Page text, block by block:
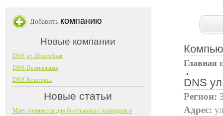
Главная
DNS
Регион:
Адрес:
Добавить компанию
Новые компании
DNS ул. Шоссейная
DNS Центральная
DNS Белогорск
Новые статьи
Матч начинается для болельщика с календаря и